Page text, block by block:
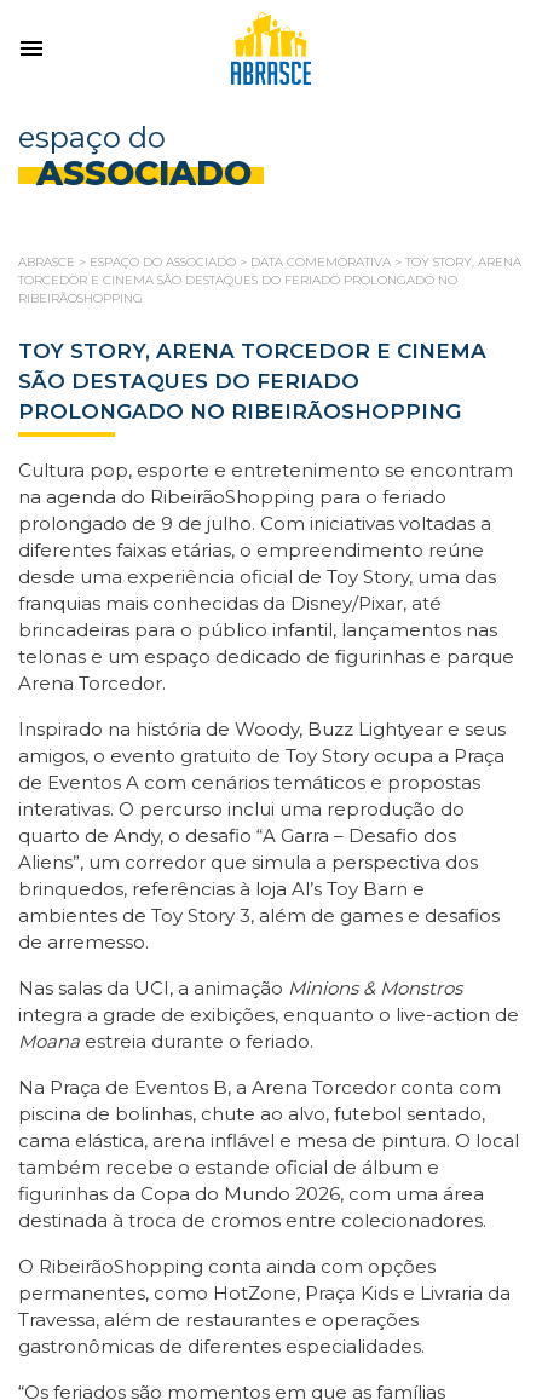
espaço do
ASSOCIADO
ABRASCE > ESPAÇO DO ASSOCIADO > DATA COMEMORATIVA > TOY STORY, ARENA
TORCEDOR E CINEMA SÃO DESTAQUES DO FERIADO PROLONGADO NO
RIBEIRÃOSHOPPING
TOY STORY, ARENA TORCEDOR E CINEMA
SÃO DESTAQUES DO FERIADO
PROLONGADO NO RIBEIRÃOSHOPPING
Cultura pop, esporte e entretenimento se encontram
na agenda do RibeirãoShopping para o feriado
prolongado de 9 de julho. Com iniciativas voltadas a
diferentes faixas etárias, o empreendimento reúne
desde uma experiência oficial de Toy Story, uma das
franquias mais conhecidas da Disney/Pixar, até
brincadeiras para o público infantil, lançamentos nas
telonas e um espaço dedicado de figurinhas e parque
Arena Torcedor.
Inspirado na história de Woody, Buzz Lightyear e seus
amigos, o evento gratuito de Toy Story ocupa a Praça
de Eventos A com cenários temáticos e propostas
interativas. O percurso inclui uma reprodução do
quarto de Andy, o desafio “A Garra – Desafio dos
Aliens”, um corredor que simula a perspectiva dos
brinquedos, referências à loja Al’s Toy Barn e
ambientes de Toy Story 3, além de games e desafios
de arremesso.
Nas salas da UCI, a animação Minions & Monstros
integra a grade de exibições, enquanto o live-action de
Moana estreia durante o feriado.
Na Praça de Eventos B, a Arena Torcedor conta com
piscina de bolinhas, chute ao alvo, futebol sentado,
cama elástica, arena inflável e mesa de pintura. O local
também recebe o estande oficial de álbum e
figurinhas da Copa do Mundo 2026, com uma área
destinada à troca de cromos entre colecionadores.
O RibeirãoShopping conta ainda com opções
permanentes, como HotZone, Praça Kids e Livraria da
Travessa, além de restaurantes e operações
gastronômicas de diferentes especialidades.
“Os feriados são momentos em que as famílias